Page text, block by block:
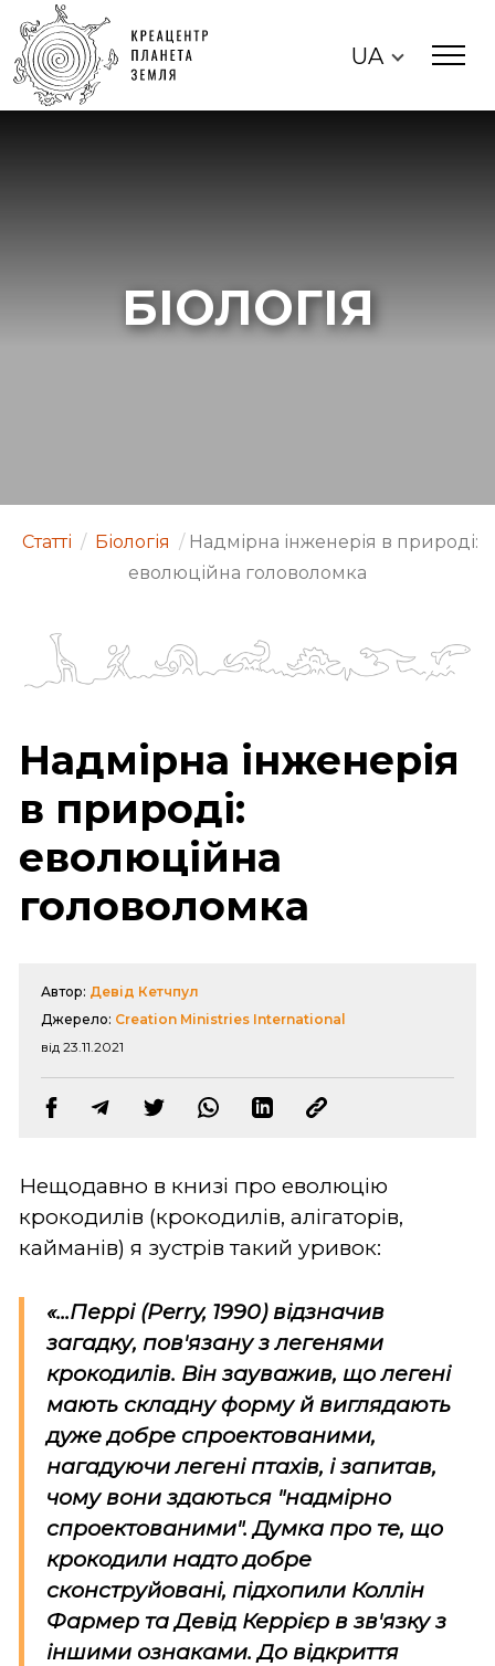
UA
БІОЛОГІЯ
Статті / Біологія / Надмірна інженерія в природі:
еволюційна головоломка
Надмірна інженерія
в природі:
еволюційна
головоломка
Автор: Девід Кетчпул
Джерело: Creation Ministries International
від 23.11.2021
Нещодавно в книзі про еволюцію
крокодилів (крокодилів, алігаторів,
кайманів) я зустрів такий уривок:
«...Перрі (Perry, 1990) відзначив
загадку, пов'язану з легенями
крокодилів. Він зауважив, що легені
мають складну форму й виглядають
дуже добре спроектованими,
нагадуючи легені птахів, і запитав,
чому вони здаються "надмірно
спроектованими". Думка про те, що
крокодили надто добре
сконструйовані, підхопили Коллін
Фармер та Девід Керрієр в зв'язку з
іншими ознаками. До відкриття